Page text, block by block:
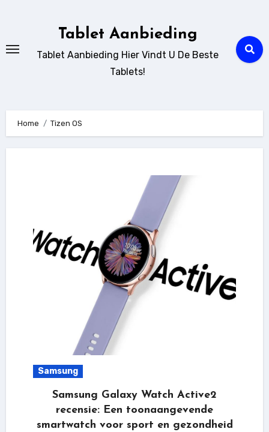
Tablet Aanbieding
Tablet Aanbieding Hier Vindt U De Beste
Tablets!
Home Tizen OS
Samsung
Samsung Galaxy Watch Active2
recensie: Een toonaangevende
smartwatch voor sport en gezondheid